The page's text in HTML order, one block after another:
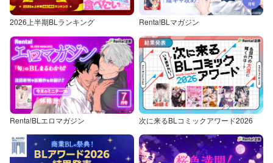
2026上半期BLランキング Renta!BLマガジン
Renta!BLエロマガジン 次に来るBLコミックアワード2026